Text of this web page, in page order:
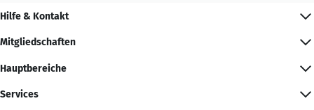
Hilfe & Kontakt
Mitgliedschaften
Hauptbereiche
Services